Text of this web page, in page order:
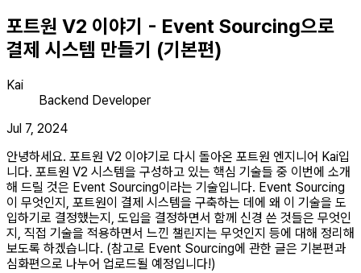
포트원 V2 이야기 - Event Sourcing으로
결제 시스템 만들기 (기본편)
Kai
Backend Developer
Jul 7, 2024
안녕하세요. 포트원 V2 이야기로 다시 돌아온 포트원 엔지니어 Kai입
니다. 포트원 V2 시스템을 구성하고 있는 핵심 기술들 중 이번에 소개
해 드릴 것은 Event Sourcing이라는 기술입니다. Event Sourcing
이 무엇인지, 포트원이 결제 시스템을 구축하는 데에 왜 이 기술을 도
입하기로 결정했는지, 도입을 결정하면서 함께 신경 쓴 것들은 무엇인
지, 직접 기술을 적용하면서 느낀 챌린지는 무엇인지 등에 대해 정리해
보도록 하겠습니다. (참고로 Event Sourcing에 관한 글은 기본편과
심화편으로 나누어 업로드될 예정입니다!)